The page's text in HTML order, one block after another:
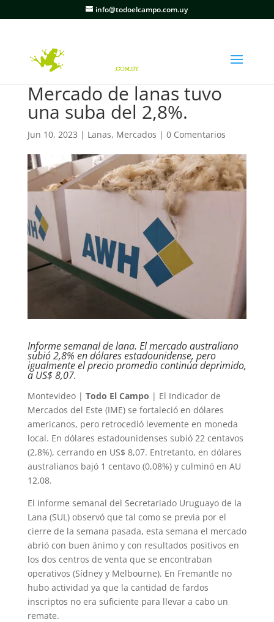
info@todoelcampo.com.uy
Mercado de lanas tuvo
una suba del 2,8%.
Jun 10, 2023 | Lanas, Mercados | 0 Comentarios
Informe semanal de lana. El mercado australiano
subió 2,8% en dólares estadounidense, pero
igualmente el precio promedio continúa deprimido,
a US$ 8,07.
Montevideo | Todo El Campo | El Indicador de
Mercados del Este (IME) se fortaleció en dólares
americanos, pero retrocedió levemente en moneda
local. En dólares estadounidenses subió 22 centavos
(2,8%), cerrando en US$ 8,07. Entretanto, en dólares
australianos bajó 1 centavo (0,08%) y culminó en AU
12,08.
El informe semanal del Secretariado Uruguayo de la
Lana (SUL) observó que tal como se previa por el
cierre de la semana pasada, esta semana el mercado
abrió con buen ánimo y con resultados positivos en
los dos centros de venta que se encontraban
operativos (Sídney y Melbourne). En Fremantle no
hubo actividad ya que la cantidad de fardos
inscriptos no era suficiente para llevar a cabo un
remate.